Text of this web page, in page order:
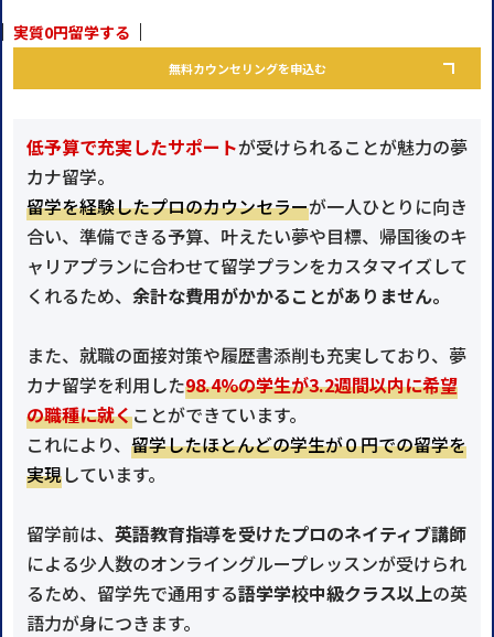
実質0円留学する
無料カウンセリングを申込む
低予算で充実したサポートが受けられることが魅力の夢
カナ留学。
留学を経験したプロのカウンセラーが一人ひとりに向き
合い、準備できる予算、叶えたい夢や目標、帰国後のキ
ャリアプランに合わせて留学プランをカスタマイズして
くれるため、 余計な費用がかかることがありません。
また、就職の面接対策や履歴書添削も充実しており、夢
カナ留学を利用した98.4%の学生が3.2週間以内に希望
の職種に就くことができています。
これにより、 留学したほとんどの学生が０円での留学を
実現しています。
留学前は、 英語教育指導を受けたプロのネイティブ講師
による少人数のオンライングループレッスンが受けられ
るため、留学先で通用する語学学校中級クラス以上の英
語力が身につきます。